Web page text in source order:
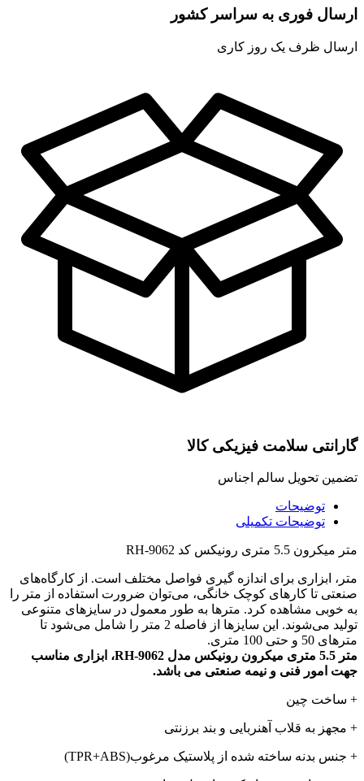
ارسال فوری به سراسر کشور
ارسال ظرف یک روز کاری
گارانتی سلامت فیزیکی کالا
تضمین تحویل سالم اجناس
توضیحات
توضیحات تکمیلی
متر میکرون 5.5 متری رونیکس کد RH-9062
متر، ابزاری برای اندازه گیری فواصل مختلف است. از کارگاه‌های
صنعتی تا کارهای کوچک خانگی، می‌توان ضرورت استفاده از متر را
به خوبی مشاهده کرد. مترها به طور معمول در سایزهای متنوعی
تولید می‌شوند. این سایزها از فاصله 2 متر را شامل می‌شود تا
مترهای 50 و حتی 100 متری.
متر 5.5 متری میکرون رونیکس مدل RH-9062، ابزاری مناسب
جهت امور فنی و نیمه صنعتی می باشد.
+ ساخت چین
+ مجهز به قلاب آهنربایی و بند برزنتی
+ جنس بدنه ساخته شده از پلاستیک مرغوب(TPR+ABS)